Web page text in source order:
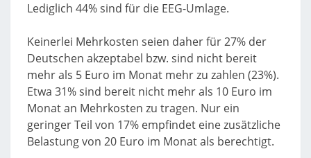
Lediglich 44% sind für die EEG-Umlage.
Keinerlei Mehrkosten seien daher für 27% der
Deutschen akzeptabel bzw. sind nicht bereit
mehr als 5 Euro im Monat mehr zu zahlen (23%).
Etwa 31% sind bereit nicht mehr als 10 Euro im
Monat an Mehrkosten zu tragen. Nur ein
geringer Teil von 17% empfindet eine zusätzliche
Belastung von 20 Euro im Monat als berechtigt.